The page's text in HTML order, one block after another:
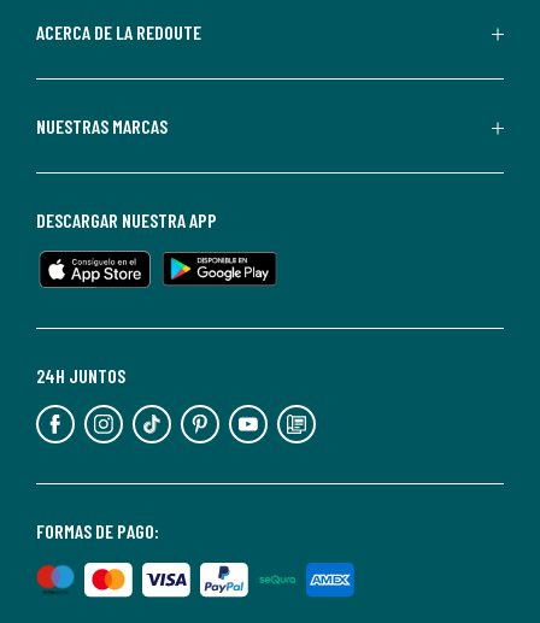
Redoute.
de
en
cualquier
Para
información,
puedes
de
privacidad</2>.
ACERCA DE LA REDOUTE
NUESTRAS MARCAS
FORMAS DE PAGO:
24H JUNTOS
DESCARGAR NUESTRA APP